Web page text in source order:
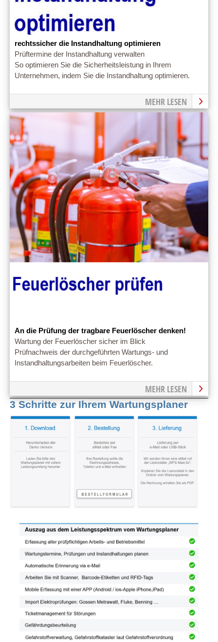
rechtssicher die Instandhaltung optimieren
Prüftermine der Instandhaltung verwalten
So optimieren Sie die Sicherheitsleistung in Ihrem
Unternehmen, indem Sie die Instandhaltung optimieren.
MEHR LESEN
An die Prüfung der tragbare Feuerlöscher denken!
Wartung der Feuerlöscher sicher im Blick
Prüfnachweis der durchgeführten Wartungs- und
Instandhaltungsarbeiten beim Feuerlöscher.
MEHR LESEN
3 Schritte zur Ihrem Wartungsplaner